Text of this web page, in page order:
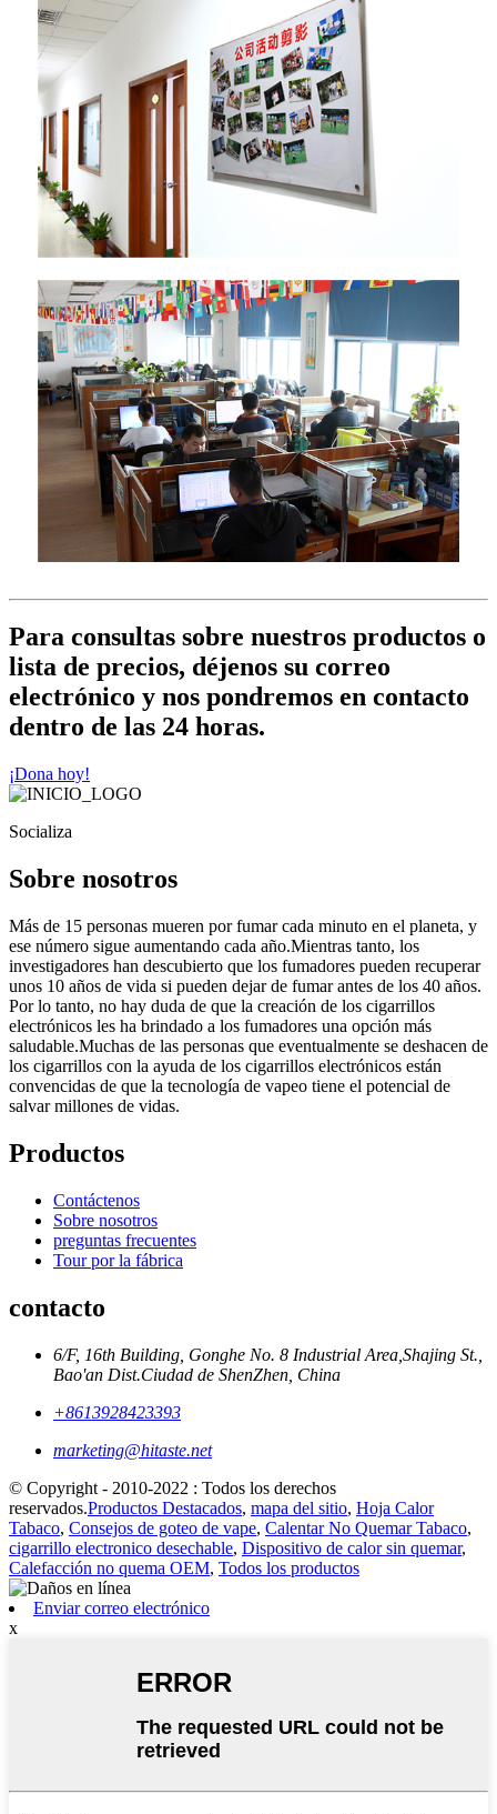
Para consultas sobre nuestros productos o
lista de precios, déjenos su correo
electrónico y nos pondremos en contacto
dentro de las 24 horas.
¡Dona hoy!
Socializa
Sobre nosotros
Más de 15 personas mueren por fumar cada minuto en el planeta, y
ese número sigue aumentando cada año.Mientras tanto, los
investigadores han descubierto que los fumadores pueden recuperar
unos 10 años de vida si pueden dejar de fumar antes de los 40 años.
Por lo tanto, no hay duda de que la creación de los cigarrillos
electrónicos les ha brindado a los fumadores una opción más
saludable.Muchas de las personas que eventualmente se deshacen de
los cigarrillos con la ayuda de los cigarrillos electrónicos están
convencidas de que la tecnología de vapeo tiene el potencial de
salvar millones de vidas.
Productos
Contáctenos
Sobre nosotros
preguntas frecuentes
Tour por la fábrica
contacto
6/F, 16th Building, Gonghe No. 8 Industrial Area,Shajing St.,
Bao'an Dist.Ciudad de ShenZhen, China
+8613928423393
marketing@hitaste.net
© Copyright - 2010-2022 : Todos los derechos
reservados.Productos Destacados, mapa del sitio, Hoja Calor
Tabaco, Consejos de goteo de vape, Calentar No Quemar Tabaco,
cigarrillo electronico desechable, Dispositivo de calor sin quemar,
Calefacción no quema OEM, Todos los productos
Enviar correo electrónico
x